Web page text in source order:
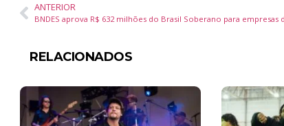
ANTERIOR
RELACIONADOS